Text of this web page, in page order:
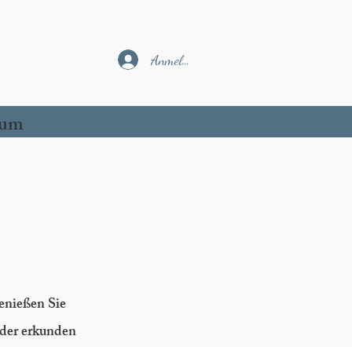
Anmelden
Sie
erkunden